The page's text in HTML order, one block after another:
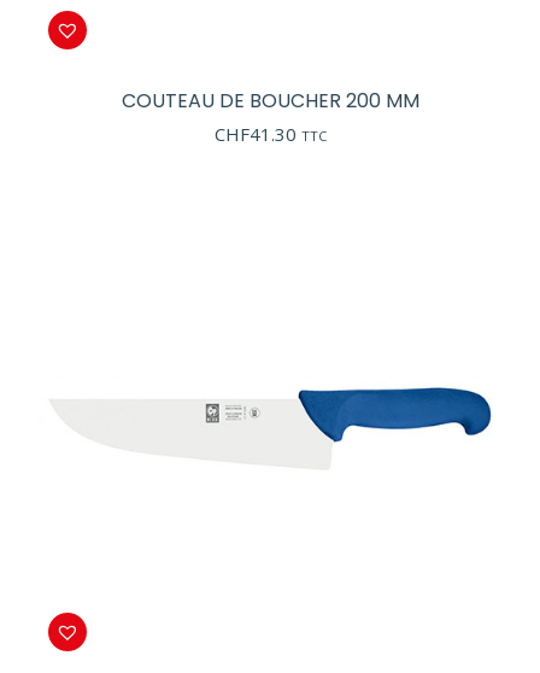
COUTEAU DE BOUCHER 200 MM
CHF41.30 TTC